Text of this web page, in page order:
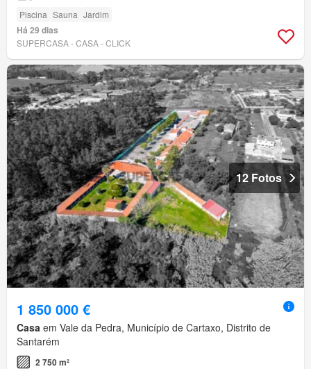
Piscina Sauna Jardim
Há 29 dias
SUPERCASA - CASA - CLICK
12 Fotos
1 850 000 €
Casa em Vale da Pedra, Município de Cartaxo, Distrito de
Santarém
2 750 m²